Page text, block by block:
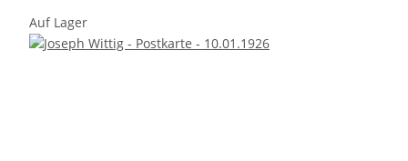
Auf Lager